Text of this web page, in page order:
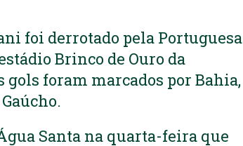
foi derrotado pela Portuguesa
Brinco de Ouro da
gols foram marcados por Bahia,
Santa na quarta-feira que